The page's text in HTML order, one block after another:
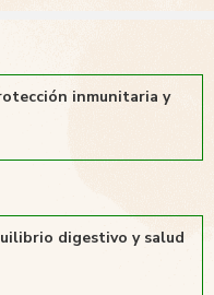
inmunitaria y
digestivo y salud